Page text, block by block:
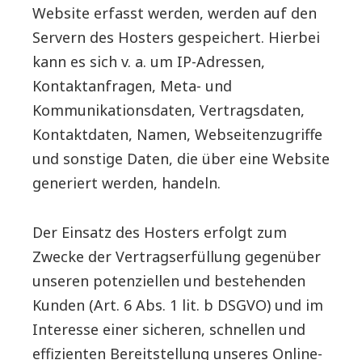
Website erfasst werden, werden auf den
Servern des Hosters gespeichert. Hierbei
kann es sich v. a. um IP-Adressen,
Kontaktanfragen, Meta- und
Kommunikationsdaten, Vertragsdaten,
Kontaktdaten, Namen, Webseitenzugriffe
und sonstige Daten, die über eine Website
generiert werden, handeln.
Der Einsatz des Hosters erfolgt zum
Zwecke der Vertragserfüllung gegenüber
unseren potenziellen und bestehenden
Kunden (Art. 6 Abs. 1 lit. b DSGVO) und im
Interesse einer sicheren, schnellen und
effizienten Bereitstellung unseres Online-